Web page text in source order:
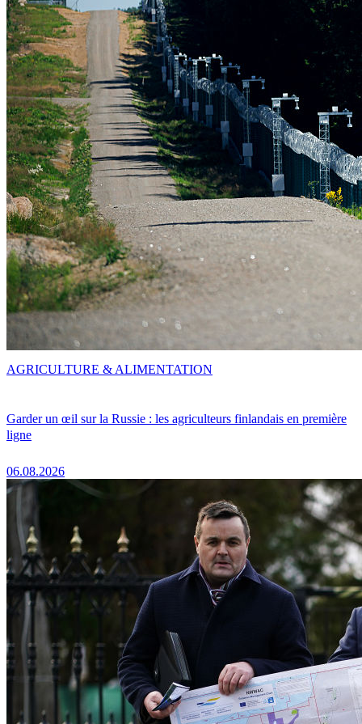
Garder un œil sur la Russie : les agriculteurs finlandais en première
ligne
06.08.2026
AGRICULTURE & ALIMENTATION